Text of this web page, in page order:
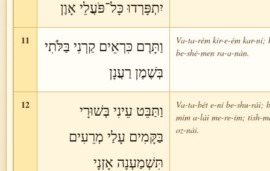
יִתְפָּרְדוּ כָּל־פֹּעֲלֵי אָוֶן
11
וַתָּרֶם כִּרְאֵים קַרְנִי בַּלֹּתִי
בְּשֶׁמֶן רַעֲנָן
Va-ta-rém kir-e-ém kar-
be-shé-men ra-a-nán.
12
וַתַּבֵּט עֵינִי בְּשׁוּרָי
בַּקָּמִים עָלַי מְרֵעִים
תִּשְׁמַעְנָה אָזְנָי
Va-ta-bét e-ní be-shu-rái;
mím a-lái me-re-ím; tish-
oz-nái.